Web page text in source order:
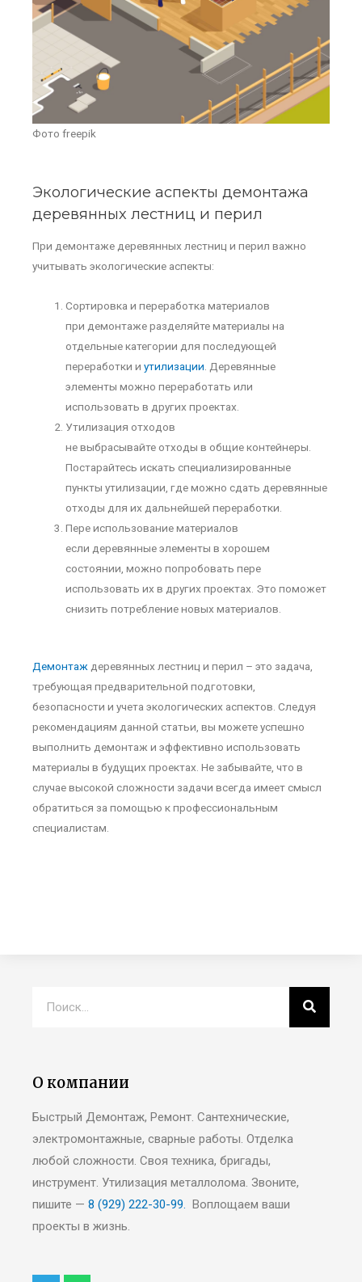
Фото freepik
Экологические аспекты демонтажа
деревянных лестниц и перил
При демонтаже деревянных лестниц и перил важно
учитывать экологические аспекты:
Сортировка и переработка материалов
при демонтаже разделяйте материалы на
отдельные категории для последующей
переработки иутилизации . Деревянные
элементы можно переработать или
использовать в других проектах.
Утилизация отходов
не выбрасывайте отходы в общие контейнеры.
Постарайтесь искать специализированные
пункты утилизации, где можно сдать деревянные
отходы для их дальнейшей переработки.
Пере использование материалов
если деревянные элементы в хорошем
состоянии, можно попробовать пере
использовать их в других проектах. Это поможет
снизить потребление новых материалов.
Демонтаждеревянных лестниц и перил – это задача,
требующая предварительной подготовки,
безопасности и учета экологических аспектов. Следуя
рекомендациям данной статьи, вы можете успешно
выполнить демонтаж и эффективно использовать
материалы в будущих проектах. Не забывайте, что в
случае высокой сложности задачи всегда имеет смысл
обратиться за помощью к профессиональным
специалистам.
О компании
Быстрый Демонтаж, Ремонт. Сантехнические,
электромонтажные, сварные работы. Отделка
любой сложности. Своя техника, бригады,
инструмент. Утилизация металлолома. Звоните,
пишите — 8 (929) 222-30-99. Воплощаем ваши
проекты в жизнь.